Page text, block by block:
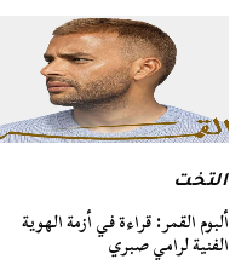
التخت
ألبوم القمر: قراءة في أزمة الهوية
الفنية لرامي صبري